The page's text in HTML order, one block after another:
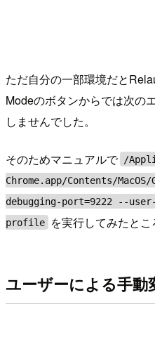
ただ自分の一部環境だと
Modeのボタンからでは次の
しませんでした。
そのためマニュアルで
/
Chrome.app/Contents/
debugging-port=9222 --
profile
を実行してみたとこ
ユーザーによる手動